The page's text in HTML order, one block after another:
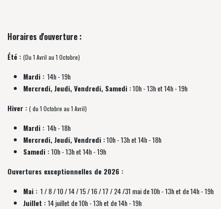
Horaires d'ouverture :
Été : (Du 1 Avril au 1 Octobre)
Mardi : 14h - 19h
Mercredi, Jeudi, Vendredi, Samedi :10h - 13h et 14h - 19h
Hiver : ( du 1 Octobre au 1 Avril)
Mardi : 14h - 18h
Mercredi, Jeudi, Vendredi :10h - 13h et 14h - 18h
Samedi :10h - 13h et 14h - 19h
Ouvertures exceptionnelles de 2026 :
Mai : 1 / 8 / 10 / 14 / 15 / 16 / 17 / 24 /31 mai de 10h - 13h et de 14h - 19h
Juillet :14 juillet de 10h - 13h et de 14h - 19h